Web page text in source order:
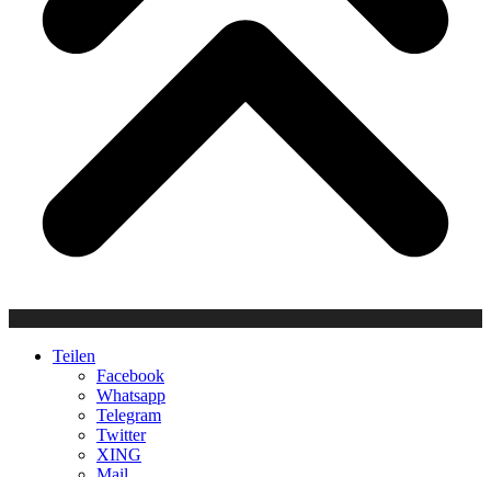
Teilen
Facebook
Whatsapp
Telegram
Twitter
XING